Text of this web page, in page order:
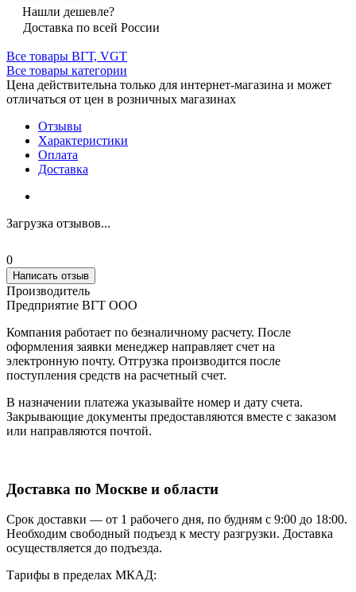
Нашли дешевле?
Доставка по всей России
Все товары ВГТ, VGT
Все товары категории
Цена действительна только для интернет-магазина и может
отличаться от цен в розничных магазинах
Отзывы
Характеристики
Оплата
Доставка
Загрузка отзывов...
0
Написать отзыв
Производитель
Предприятие ВГТ ООО
Компания работает по безналичному расчету. После
оформления заявки менеджер направляет счет на
электронную почту. Отгрузка производится после
поступления средств на расчетный счет.
В назначении платежа указывайте номер и дату счета.
Закрывающие документы предоставляются вместе с заказом
или направляются почтой.
Доставка по Москве и области
Срок доставки — от 1 рабочего дня, по будням с 9:00 до 18:00.
Необходим свободный подъезд к месту разгрузки. Доставка
осуществляется до подъезда.
Тарифы в пределах МКАД: